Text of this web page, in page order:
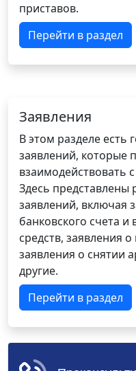
приставов.
Перейти в раздел
Заявления
В этом разделе
заявлений, которые
взаимодействовать
Здесь
заявлений, включая
банковского счета и
средств, заявления
заявления о снятии
другие.
Перейти в раздел